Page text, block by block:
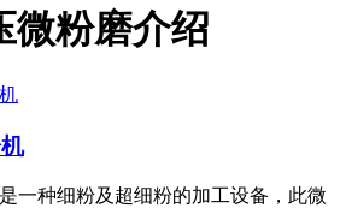
微粉磨介绍
一种细粉及超细粉的加工设备，此微